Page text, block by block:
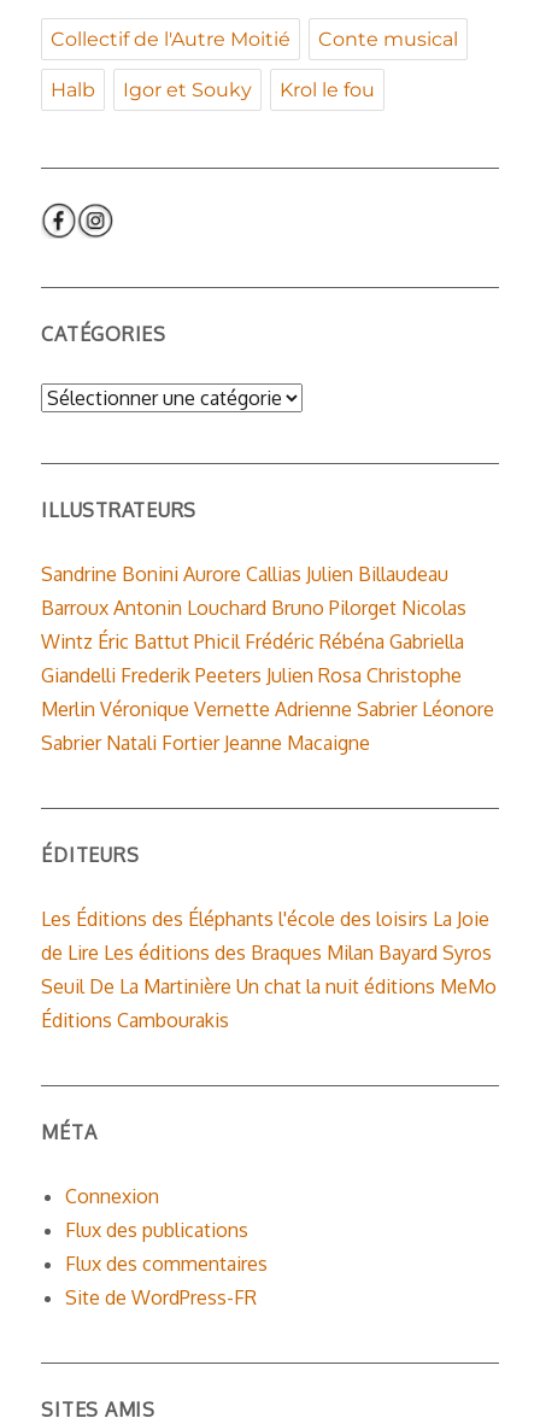
Collectif de l'Autre Moitié Conte musical
Halb Igor et Souky Krol le fou
CATÉGORIES
Catégories
ILLUSTRATEURS
Sandrine Bonini Aurore Callias Julien Billaudeau
Barroux Antonin Louchard Bruno Pilorget Nicolas
Wintz Éric Battut Phicil Frédéric Rébéna Gabriella
Giandelli Frederik Peeters Julien Rosa Christophe
Merlin Véronique Vernette Adrienne Sabrier Léonore
Sabrier Natali Fortier Jeanne Macaigne
ÉDITEURS
Les Éditions des Éléphants l'école des loisirs La Joie
de Lire Les éditions des Braques Milan Bayard Syros
Seuil De La Martinière Un chat la nuit éditions MeMo
Éditions Cambourakis
MÉTA
Connexion
Flux des publications
Flux des commentaires
Site de WordPress-FR
SITES AMIS